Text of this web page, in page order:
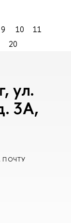
9 10
11
20
ул.
3А,
ПОЧТУ